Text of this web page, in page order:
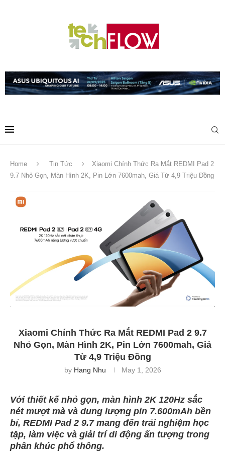
Home Tin Tức
Xiaomi Chính Thức Ra Mắt REDMI Pad 2
9.7 Nhỏ Gọn, Màn Hình 2K, Pin Lớn 7600mah, Giá Từ 4,9 Triệu Đồng
Xiaomi Chính Thức Ra Mắt REDMI Pad 2 9.7
Nhỏ Gọn, Màn Hình 2K, Pin Lớn 7600mah, Giá
Từ 4,9 Triệu Đồng
by Hang Nhu May 1, 2026
Với thiết kế nhỏ gọn, màn hình 2K 120Hz sắc
nét mượt mà và dung lượng pin 7.600mAh bền
bỉ, REDMI Pad 2 9.7 mang đến trải nghiệm học
tập, làm việc và giải trí di động ấn tượng trong
phân khúc phổ thông.